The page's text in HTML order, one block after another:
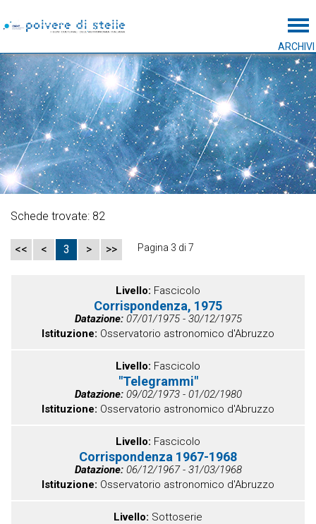
ARCHIVI
Schede trovate: 82
<< < 3 > >> Pagina 3 di 7
Livello Fascicolo
Corrispondenza, 1975
Datazione 07/01/1975 - 30/12/1975
Istituzione Osservatorio astronomico d'Abruzzo
Livello Fascicolo
"Telegrammi"
Datazione 09/02/1973 - 01/02/1980
Istituzione Osservatorio astronomico d'Abruzzo
Livello Fascicolo
Corrispondenza 1967-1968
Datazione 06/12/1967 - 31/03/1968
Istituzione Osservatorio astronomico d'Abruzzo
Livello Sottoserie